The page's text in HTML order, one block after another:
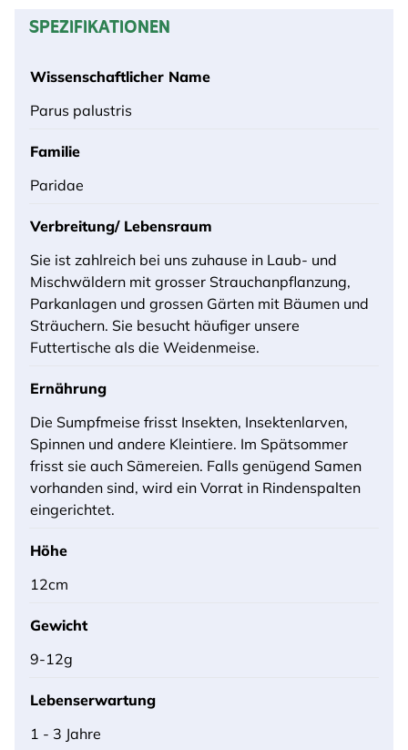
SPEZIFIKATIONEN
Wissenschaftlicher Name
Parus palustris
Familie
Paridae
Verbreitung/ Lebensraum
Sie ist zahlreich bei uns zuhause in Laub- und
Mischwäldern mit grosser Strauchanpflanzung,
Parkanlagen und grossen Gärten mit Bäumen und
Sträuchern. Sie besucht häufiger unsere
Futtertische als die Weidenmeise.
Ernährung
Die Sumpfmeise frisst Insekten, Insektenlarven,
Spinnen und andere Kleintiere. Im Spätsommer
frisst sie auch Sämereien. Falls genügend Samen
vorhanden sind, wird ein Vorrat in Rindenspalten
eingerichtet.
Höhe
12cm
Gewicht
9-12g
Lebenserwartung
1 - 3 Jahre